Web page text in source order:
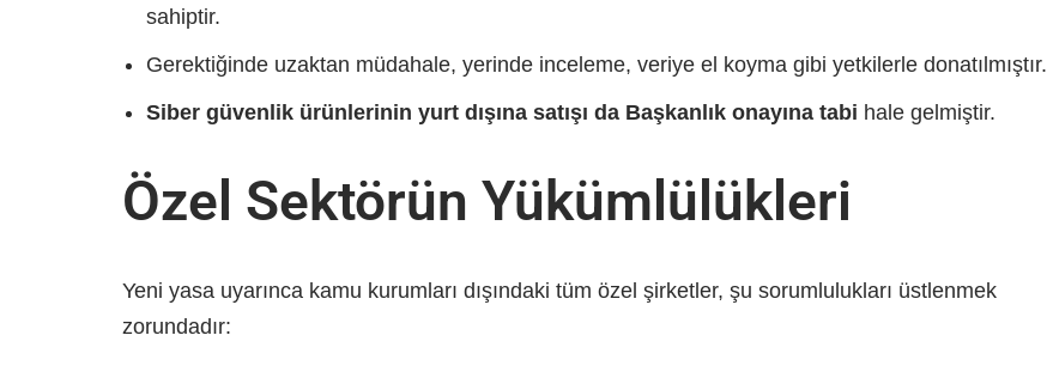
sahiptir.
Gerektiğinde uzaktan müdahale, yerinde inceleme, veriye el koyma gibi yetkilerle donatılmıştır.
Siber güvenlik ürünlerinin yurt dışına satışı da Başkanlık onayına tabi hale gelmiştir.
Özel Sektörün Yükümlülükleri
Yeni yasa uyarınca kamu kurumları dışındaki tüm özel şirketler, şu sorumlulukları üstlenmek
zorundadır: